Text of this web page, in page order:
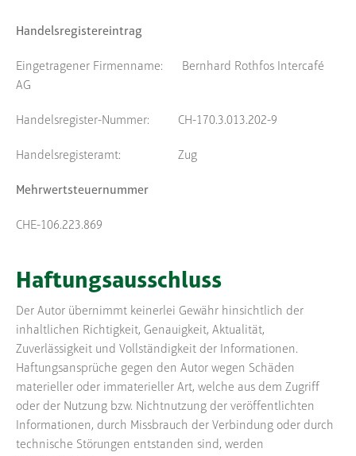
Handelsregistereintrag
Eingetragener Firmenname: Bernhard Rothfos Intercafé
AG
Handelsregister-Nummer: CH-170.3.013.202-9
Handelsregisteramt: Zug
Mehrwertsteuernummer
CHE-106.223.869
Haftungsausschluss
Der Autor übernimmt keinerlei Gewähr hinsichtlich der
inhaltlichen Richtigkeit, Genauigkeit, Aktualität,
Zuverlässigkeit und Vollständigkeit der Informationen.
Haftungsansprüche gegen den Autor wegen Schäden
materieller oder immaterieller Art, welche aus dem Zugriff
oder der Nutzung bzw. Nichtnutzung der veröffentlichten
Informationen, durch Missbrauch der Verbindung oder durch
technische Störungen entstanden sind, werden